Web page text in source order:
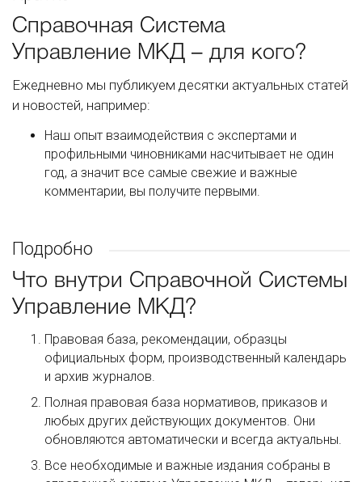
Справочная Система
Управление МКД – для кого?
Ежедневно мы публикуем десятки актуальных статей
и новостей, например:
Наш опыт взаимодействия с экспертами и
профильными чиновниками насчитывает не один
год, а значит все самые свежие и важные
комментарии, вы получите первыми.
Подробно
Что внутри Справочной Системы
Управление МКД?
Правовая база, рекомендации, образцы
официальных форм, производственный календарь
и архив журналов.
Полная правовая база нормативов, приказов и
любых других действующих документов. Они
обновляются автоматически и всегда актуальны.
Все необходимые и важные издания собраны в